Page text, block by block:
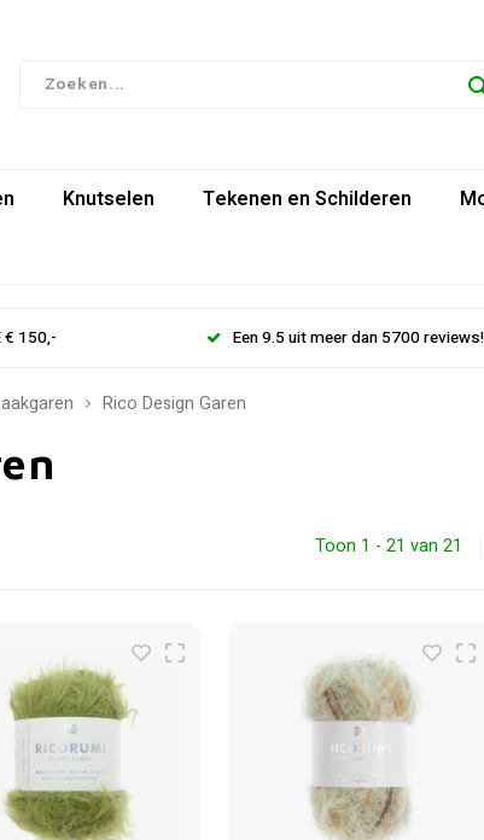
Knutselen Tekenen en Schilderen
€ 150,- Een 9.5 uit meer dan 5700 reviews!
Rico Design Garen
Toon 1 - 21 van 21